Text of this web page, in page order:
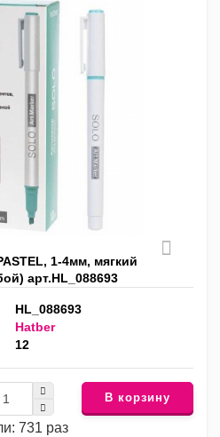
1-4мм, мягкий
арт.HL_088693
HL_088693
Hatber
12
731 раз
В корзину